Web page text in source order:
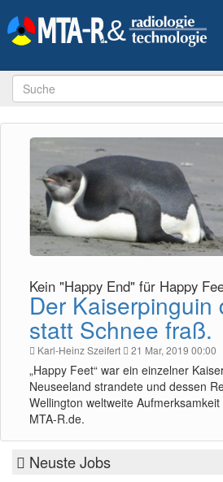
Kein "Happy End" für Happy
Der Kaiserpinguin
statt Schnee fraß.
Karl-Heinz Szeifert 21 Mar, 2019 00:00
„Happy Feet“ war ein einzelner
Neuseeland strandete und dessen
Wellington weltweite
MTA-R.de.
Neuste Jobs